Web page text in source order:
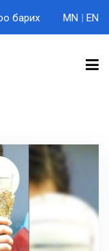
барих MN | EN